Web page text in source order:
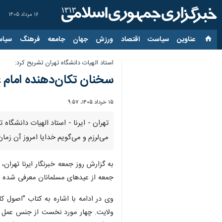
۱۶ مرداد ۱۴۰۵
عناوین‌ سیاست اقتصاد ورزش جهان جامعه فرهنگ
استاد الهیات دانشگاه تهران تشریح کرد:
سخنان تکان‌دهنده امام
۱۵ خرداد ۱۴۰۵، ۹:۵۷